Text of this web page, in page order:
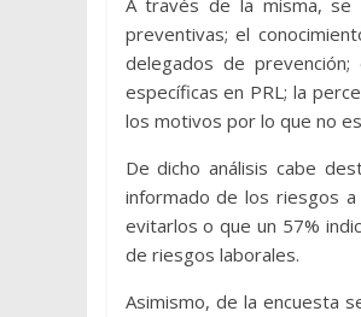
A través de la misma, se
preventivas; el
delegados de
específicas en PRL; la
los motivos por lo que no
De dicho análisis cabe
informado de los riesgos
evitarlos o que un 57%
de riesgos laborales.
Asimismo, de la encuesta